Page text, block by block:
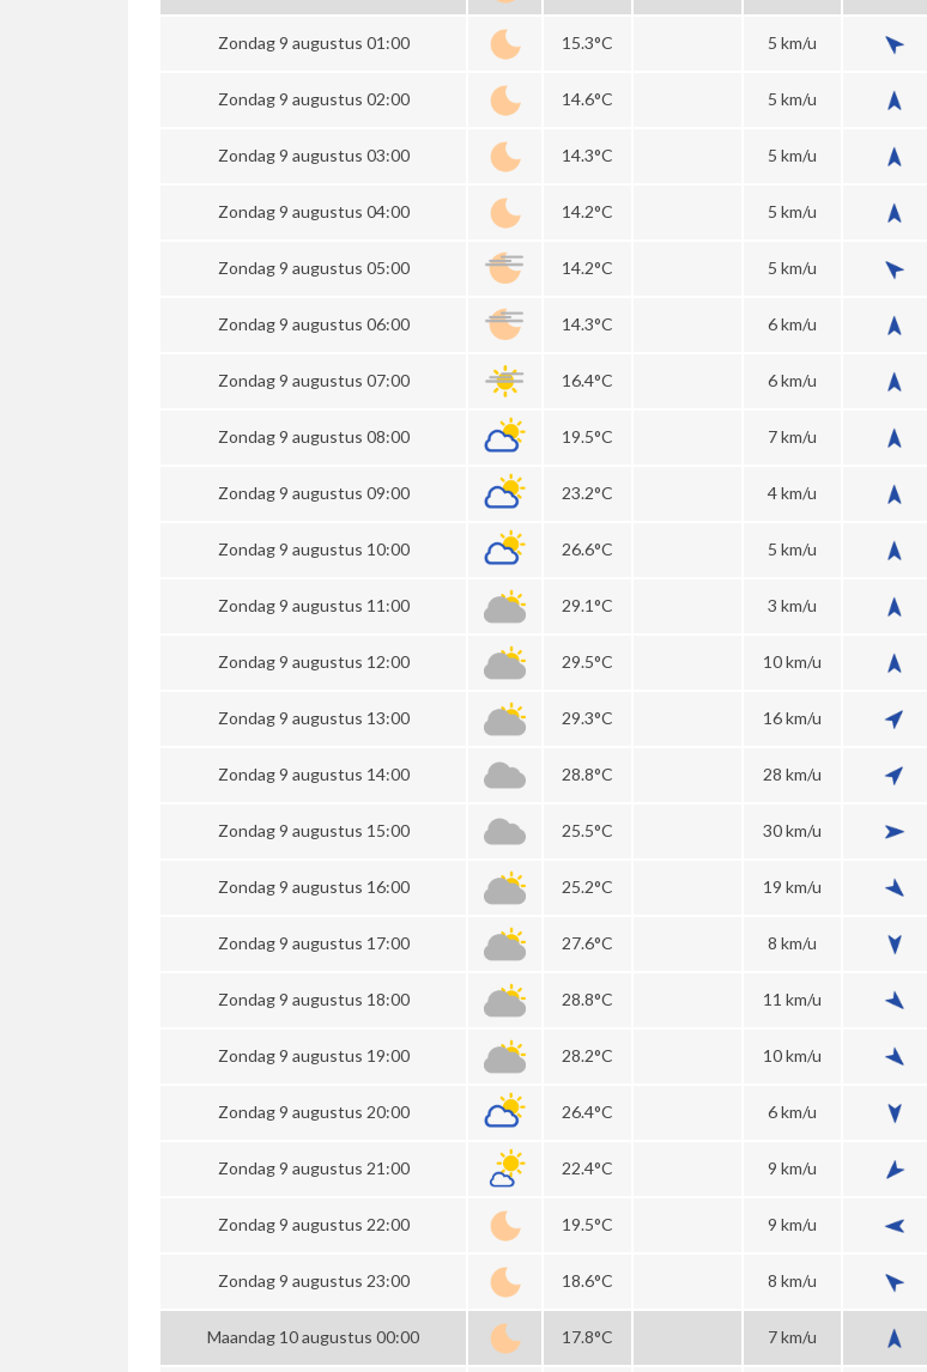
Zondag 9 augustus 01:00 15.3°C 5 km/u
Zondag 9 augustus 02:00 14.6°C 5 km/u
Zondag 9 augustus 03:00 14.3°C 5 km/u
Zondag 9 augustus 04:00 14.2°C 5 km/u
Zondag 9 augustus 05:00 14.2°C 5 km/u
Zondag 9 augustus 06:00 14.3°C 6 km/u
Zondag 9 augustus 07:00 16.4°C 6 km/u
Zondag 9 augustus 08:00 19.5°C 7 km/u
Zondag 9 augustus 09:00 23.2°C 4 km/u
Zondag 9 augustus 10:00 26.6°C 5 km/u
Zondag 9 augustus 11:00 29.1°C 3 km/u
Zondag 9 augustus 12:00 29.5°C 10 km/u
Zondag 9 augustus 13:00 29.3°C 16 km/u
Zondag 9 augustus 14:00 28.8°C 28 km/u
Zondag 9 augustus 15:00 25.5°C 30 km/u
Zondag 9 augustus 16:00 25.2°C 19 km/u
Zondag 9 augustus 17:00 27.6°C 8 km/u
Zondag 9 augustus 18:00 28.8°C 11 km/u
Zondag 9 augustus 19:00 28.2°C 10 km/u
Zondag 9 augustus 20:00 26.4°C 6 km/u
Zondag 9 augustus 21:00 22.4°C 9 km/u
Zondag 9 augustus 22:00 19.5°C 9 km/u
Zondag 9 augustus 23:00 18.6°C 8 km/u
Maandag 10 augustus 00:00 17.8°C 7 km/u